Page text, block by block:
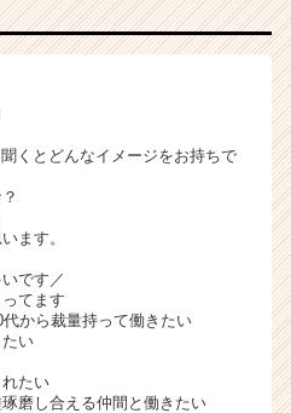
くとどんなイメージをお持ちで
ます。
です／
てます
から裁量持って働きたい
たい
たい
磨し合える仲間と働きたい